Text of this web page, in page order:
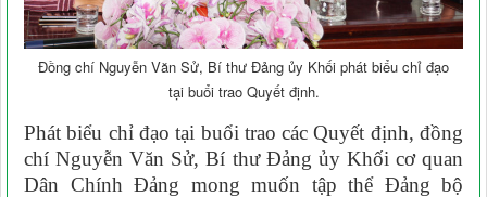
Đồng chí Nguyễn Văn Sử, Bí thư Đảng ủy Khối phát biểu chỉ đạo
tại buổi trao Quyết định.
Phát biểu chỉ đạo tại buổi trao các Quyết định, đồng
chí Nguyễn Văn Sử, Bí thư Đảng ủy Khối cơ quan
Dân Chính Đảng mong muốn tập thể Đảng bộ